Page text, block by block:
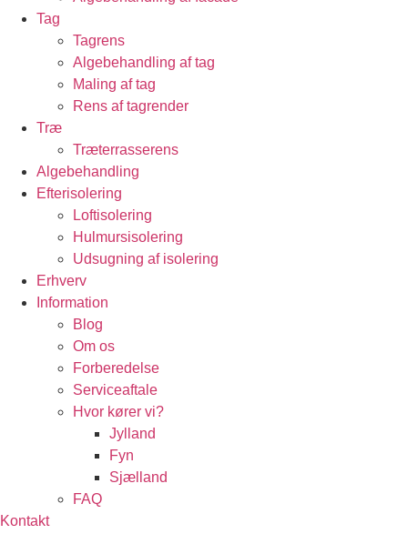
Tag
Tagrens
Algebehandling af tag
Maling af tag
Rens af tagrender
Træ
Træterrasserens
Algebehandling
Efterisolering
Loftisolering
Hulmursisolering
Udsugning af isolering
Erhverv
Information
Blog
Om os
Forberedelse
Serviceaftale
Hvor kører vi?
Jylland
Fyn
Sjælland
FAQ
Kontakt